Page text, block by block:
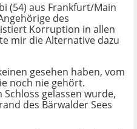
(54) aus Frankfurt/Main
des
Korruption in allen
mir die Alternative dazu
gesehen haben, vom
noch nie gehört.
gelassen wurde,
des Bärwalder Sees